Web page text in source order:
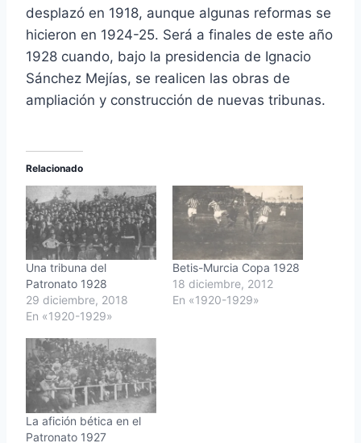
desplazó en 1918, aunque algunas reformas se
hicieron en 1924-25. Será a finales de este año
1928 cuando, bajo la presidencia de Ignacio
Sánchez Mejías, se realicen las obras de
ampliación y construcción de nuevas tribunas.
Relacionado
Una tribuna del
Patronato 1928
29 diciembre, 2018
En «1920-1929»
Betis-Murcia Copa 1928
18 diciembre, 2012
En «1920-1929»
La afición bética en el
Patronato 1927